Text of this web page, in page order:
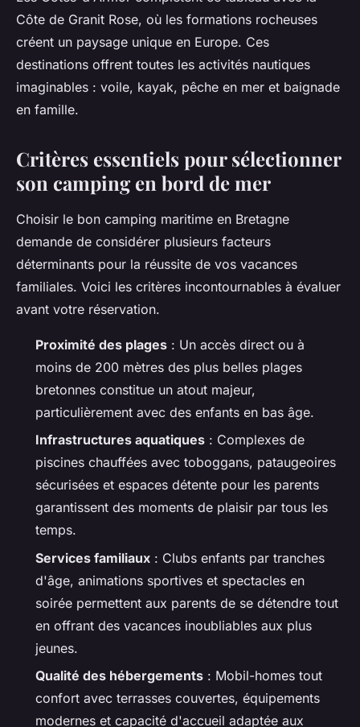
Côte de Granit Rose, où les formations rocheuses
créent un paysage unique en Europe. Ces
destinations offrent toutes les activités nautiques
imaginables : voile, kayak, pêche en mer et baignade
en famille.
Critères essentiels pour sélectionner
son camping en bord de mer
Choisir le bon camping maritime en Bretagne
demande de considérer plusieurs facteurs
déterminants pour la réussite de vos vacances
familiales. Voici les critères incontournables à évaluer
avant votre réservation.
Proximité des plages : Un accès direct ou à
moins de 200 mètres des plus belles plages
bretonnes constitue un atout majeur,
particulièrement avec des enfants en bas âge.
Infrastructures aquatiques : Complexes de
piscines chauffées avec toboggans, pataugeoires
sécurisées et espaces détente pour les parents
garantissent des moments de plaisir par tous les
temps.
Services familiaux : Clubs enfants par tranches
d'âge, animations sportives et spectacles en
soirée permettent aux parents de se détendre tout
en offrant des vacances inoubliables aux plus
jeunes.
Qualité des hébergements : Mobil-homes tout
confort avec terrasses couvertes, équipements
modernes et capacité d'accueil adaptée aux